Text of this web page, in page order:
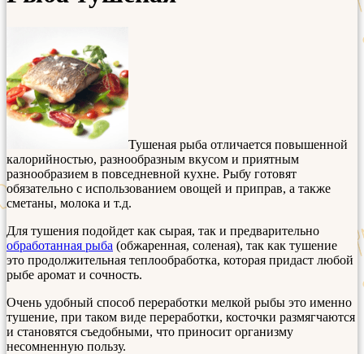
Тушеная рыба отличается повышенной
калорийностью, разнообразным вкусом и приятным
разнообразием в повседневной кухне. Рыбу готовят
обязательно с использованием овощей и приправ, а также
сметаны, молока и т.д.
Для тушения подойдет как сырая, так и предварительно
обработанная рыба (обжаренная, соленая), так как тушение
это продолжительная теплообработка, которая придаст любой
рыбе аромат и сочность.
Очень удобный способ переработки мелкой рыбы это именно
тушение, при таком виде переработки, косточки размягчаются
и становятся съедобными, что приносит организму
несомненную пользу.